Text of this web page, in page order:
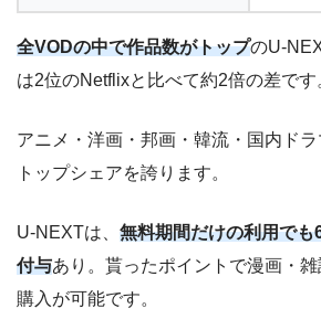
全VODの中で作品数がトップのU-
は2位のNetflixと比べて約2倍の差です
アニメ・洋画・邦画・韓流・国内ド
トップシェアを誇ります。
U-NEXTは、 無料期間だけの利用で
付与あり。貰ったポイントで漫画・
購入が可能です。